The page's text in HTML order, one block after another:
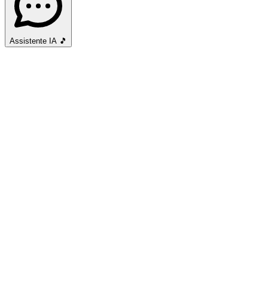
Assistente IA 🎵